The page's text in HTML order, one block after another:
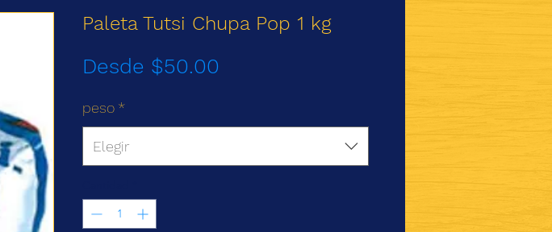
Paleta Tutsi Chupa Pop 1 kg
Desde $50.00
peso *
Elegir